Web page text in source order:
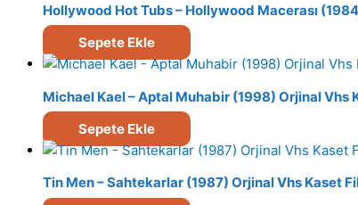
Hollywood Hot Tubs – Hollywood Macerası
Sepete Ekle
Michael Kael – Aptal Muhabir (1998) Orjinal Vhs
Sepete Ekle
Tin Men – Sahtekarlar (1987) Orjinal Vhs Kaset